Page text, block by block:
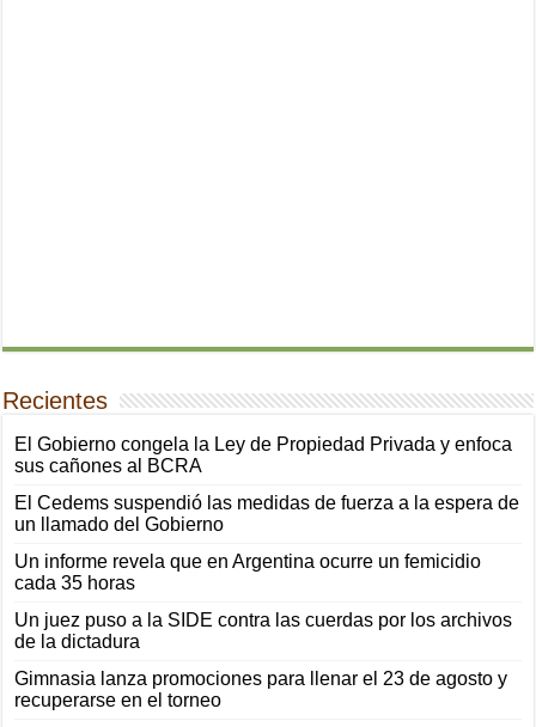
Recientes
El Gobierno congela la Ley de Propiedad Privada y enfoca
sus cañones al BCRA
El Cedems suspendió las medidas de fuerza a la espera de
un llamado del Gobierno
Un informe revela que en Argentina ocurre un femicidio
cada 35 horas
Un juez puso a la SIDE contra las cuerdas por los archivos
de la dictadura
Gimnasia lanza promociones para llenar el 23 de agosto y
recuperarse en el torneo